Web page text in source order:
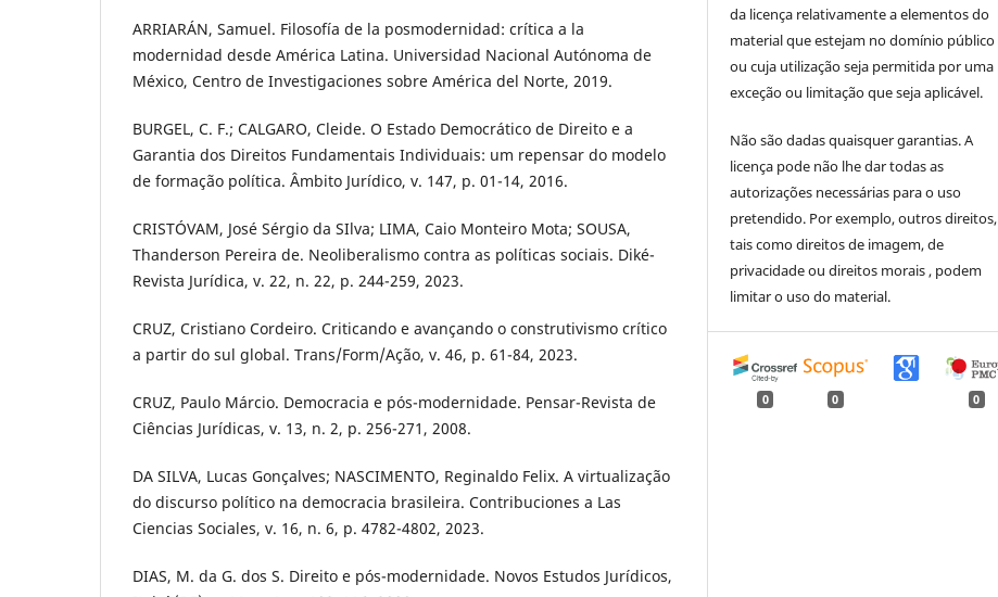
ARRIARÁN, Samuel. Filosofía de la posmodernidad: crítica a la
modernidad desde América Latina. Universidad Nacional Autónoma de
México, Centro de Investigaciones sobre América del Norte, 2019.
BURGEL, C. F.; CALGARO, Cleide. O Estado Democrático de Direito e a
Garantia dos Direitos Fundamentais Individuais: um repensar do modelo
de formação política. Âmbito Jurídico, v. 147, p. 01-14, 2016.
CRISTÓVAM, José Sérgio da SIlva; LIMA, Caio Monteiro Mota; SOUSA,
Thanderson Pereira de. Neoliberalismo contra as políticas sociais. Diké-
Revista Jurídica, v. 22, n. 22, p. 244-259, 2023.
CRUZ, Cristiano Cordeiro. Criticando e avançando o construtivismo crítico
a partir do sul global. Trans/Form/Ação, v. 46, p. 61-84, 2023.
CRUZ, Paulo Márcio. Democracia e pós-modernidade. Pensar-Revista de
Ciências Jurídicas, v. 13, n. 2, p. 256-271, 2008.
DA SILVA, Lucas Gonçalves; NASCIMENTO, Reginaldo Felix. A virtualização
do discurso político na democracia brasileira. Contribuciones a Las
Ciencias Sociales, v. 16, n. 6, p. 4782-4802, 2023.
DIAS, M. da G. dos S. Direito e pós-modernidade. Novos Estudos Jurí­dicos,
da licença relativamente a elementos do
material que estejam no domínio público
ou cuja utilização seja permitida por uma
exceção ou limitação que seja aplicável.
Não são dadas quaisquer garantias. A
licença pode não lhe dar todas as
autorizações necessárias para o uso
pretendido. Por exemplo, outros direitos,
tais como direitos de imagem, de
privacidade ou direitos morais , podem
limitar o uso do material.
0 0 0